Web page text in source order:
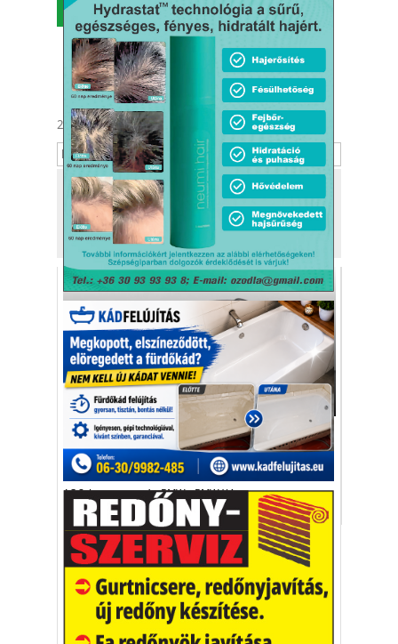
MENÜ
2026. augusztus 7.
Tekintse meg
a kiadónk, aKafi Bt.
más tevékenységét is!
Amikor a BMW X4-
et tuningolják
Autó-Motor
Módosított fronttal és hatalmas kerekekkel
érkezik a tuningolt X4.
AC Schnitzer autó BMW BMW X4 tuning
Kaktusz
Vakációs őrület
A nyaralás extrém
helyzeteket teremt, nagyon
sokan kalandot, kihívást
keresnek.